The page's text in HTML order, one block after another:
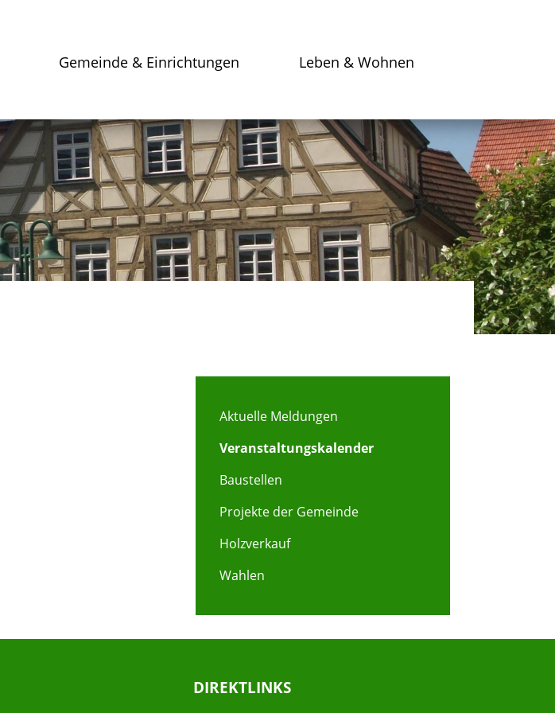
Gemeinde & Einrichtungen Leben & Wohnen
Aktuelle Meldungen
Veranstaltungskalender
Baustellen
Projekte der Gemeinde
Holzverkauf
Wahlen
DIREKTLINKS